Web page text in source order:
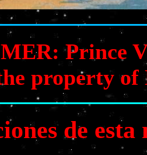
Prince
property of
de